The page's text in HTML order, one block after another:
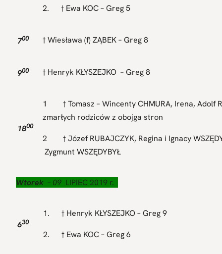
2. † Ewa KOC – Greg 5
700 † Wiesława (f) ZĄBEK – Greg 8
900 † Henryk KŁYSZEJKO – Greg 8
1800
1 † Tomasz – Wincenty CHMURA, Irena, Adolf
zmarłych rodziców z obojga stron
2 † Józef RUBAJCZYK, Regina i Ignacy
Zygmunt WSZĘDYBYŁ
Wtorek – 09 LIPIEC 2019 r.
630
1. † Henryk KŁYSZEJKO – Greg 9
2. † Ewa KOC – Greg 6